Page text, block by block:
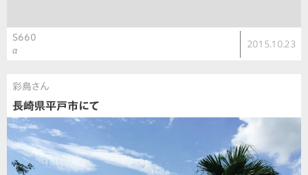
S660
α
2015.10.23
彩鳥さん
長崎県平戸市にて